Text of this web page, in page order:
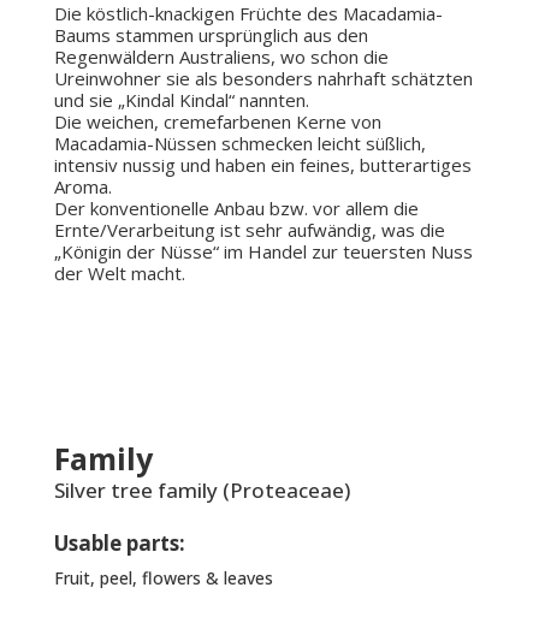
Die köstlich-knackigen Früchte des Macadamia-
Baums stammen ursprünglich aus den
Regenwäldern Australiens, wo schon die
Ureinwohner sie als besonders nahrhaft schätzten
und sie „Kindal Kindal“ nannten.
Die weichen, cremefarbenen Kerne von
Macadamia-Nüssen schmecken leicht süßlich,
intensiv nussig und haben ein feines, butterartiges
Aroma.
Der konventionelle Anbau bzw. vor allem die
Ernte/Verarbeitung ist sehr aufwändig, was die
„Königin der Nüsse“ im Handel zur teuersten Nuss
der Welt macht.
Family
Silver tree family (Proteaceae)
Usable parts:
Fruit, peel, flowers & leaves